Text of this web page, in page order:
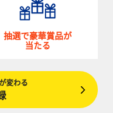
抽選で豪華賞品が
当たる
変わる